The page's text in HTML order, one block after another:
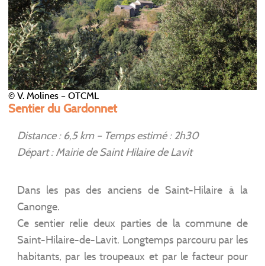
© V. Molines – OTCML
Sentier du Gardonnet
Distance : 6,5 km – Temps estimé : 2h30
Départ : Mairie de Saint Hilaire de Lavit
Dans les pas des anciens de Saint-Hilaire à la
Canonge.
Ce sentier relie deux parties de la commune de
Saint-Hilaire-de-Lavit. Longtemps parcouru par les
habitants, par les troupeaux et par le facteur pour